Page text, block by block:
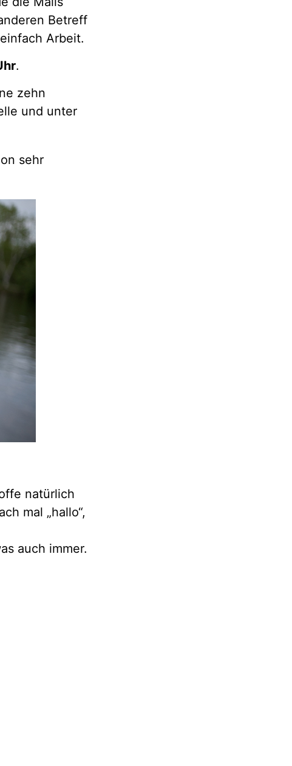
Betreff
Arbeit.
.
zehn
und unter
sehr
natürlich
mal „hallo“,
auch immer.